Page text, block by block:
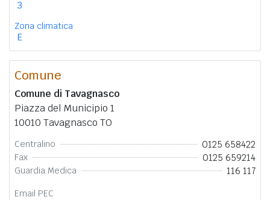
3
Zona climatica
E
Comune
Comune di Tavagnasco
Piazza del Municipio 1
10010 Tavagnasco TO
Centralino 0125 658422
Fax 0125 659214
Guardia Medica 116 117
Email PEC